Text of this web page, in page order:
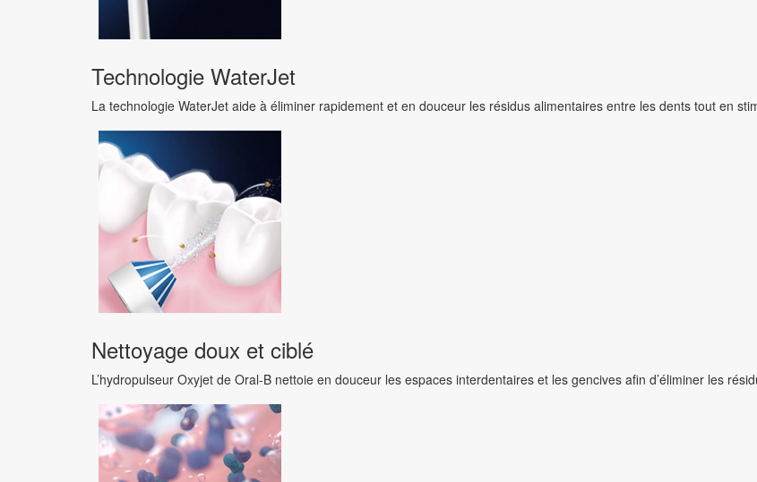
Technologie WaterJet
La technologie WaterJet aide à éliminer rapidement et en douceur les résidus alimentaires entre les dents tout en
Nettoyage doux et ciblé
L’hydropulseur Oxyjet de Oral-B nettoie en douceur les espaces interdentaires et les gencives afin d’éliminer les